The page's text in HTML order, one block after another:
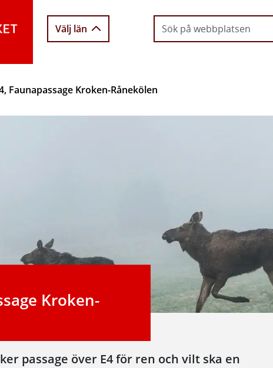
Välj län
Faunapassage Kroken-Rånekölen
Kroken-
passage över E4 för ren och vilt ska en